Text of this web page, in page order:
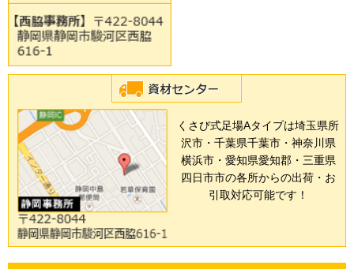
くさび式足場Aタイプは埼玉県所
沢市・千葉県千葉市・神奈川県
横浜市・愛知県愛知郡・三重県
四日市市の各所からの出荷・お
引取対応可能です！